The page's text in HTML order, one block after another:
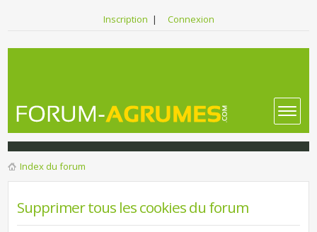
Inscription | Connexion
Index du forum
Supprimer tous les cookies du forum